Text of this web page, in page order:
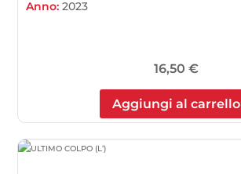
Anno:2023
16,50 €
Aggiungi al carrello